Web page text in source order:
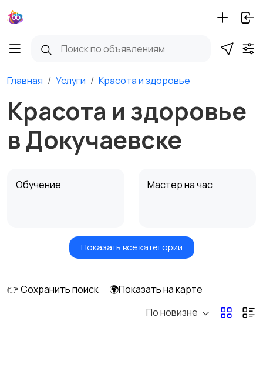
Главная Услуги Красота и здоровье
Красота и здоровье
в Докучаевске
Обучение Мастер на час
Красота и здоровье
Транспорт,
IT, интернет, телеком
Показать все категории
👉 Сохранить поиск
🌍Показать на карте
По новизне